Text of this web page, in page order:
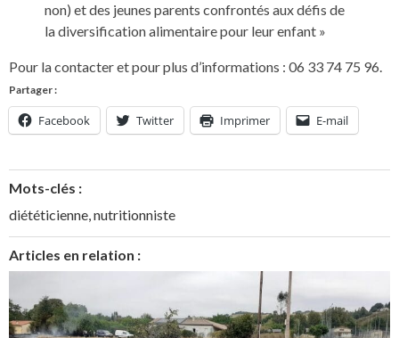
non) et des jeunes parents confrontés aux défis de
la diversification alimentaire pour leur enfant »
Pour la contacter et pour plus d’informations : 06 33 74 75 96.
Partager :
Facebook Twitter Imprimer E-mail
Mots-clés :
diététicienne,nutritionniste
Articles en relation :